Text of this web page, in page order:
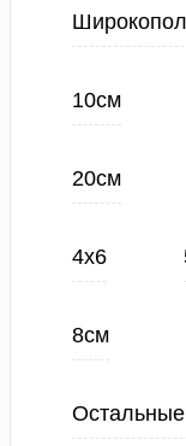
10см
20см
4х6
8см